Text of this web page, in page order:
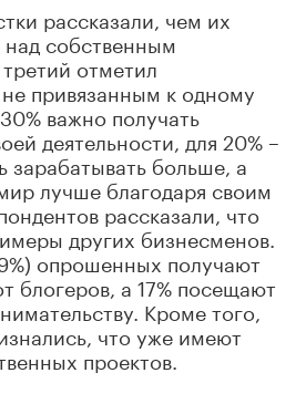
рассказали, чем их
над собственным
отметил
привязанным к одному
важно получать
деятельности, для 20% –
зарабатывать больше, а
лучше благодаря своим
рассказали, что
других бизнесменов.
опрошенных получают
блогеров, а 17% посещают
Кроме того,
что уже имеют
проектов.